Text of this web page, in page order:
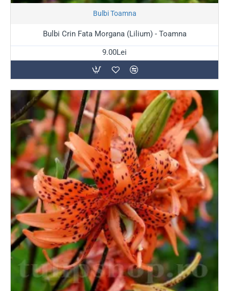
Bulbi Toamna
Bulbi Crin Fata Morgana (Lilium) - Toamna
9.00Lei